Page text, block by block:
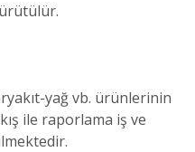
yağ vb. ürünlerinin
ile raporlama iş ve